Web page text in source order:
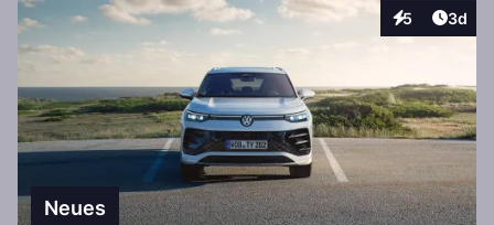
5
Interaktionen
3d
Neues